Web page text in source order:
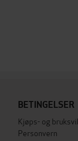
BETINGELSER
Kjøps- og
Personvern